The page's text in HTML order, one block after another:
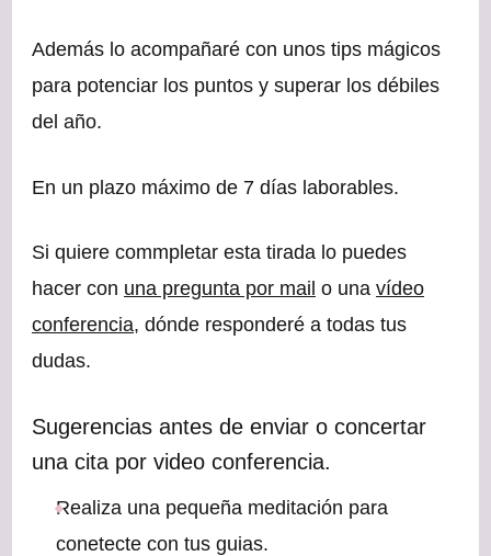
Además lo acompañaré con unos tips mágicos
para potenciar los puntos y superar los débiles
del año.
En un plazo máximo de 7 días laborables.
Si quiere commpletar esta tirada lo puedes
hacer con una pregunta por mail o una vídeo
conferencia, dónde responderé a todas tus
dudas.
Sugerencias antes de enviar o concertar
una cita por video conferencia.
Realiza una pequeña meditación para
conetecte con tus guias.